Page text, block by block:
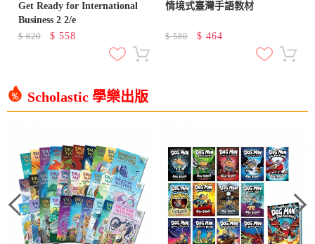
Get Ready for International
Business 2 2/e
$620 $ 558
情境式臺灣手語教材
$580 $ 464
Scholastic 學樂出版